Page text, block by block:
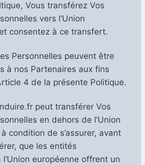
Vous transférez Vos
vers l’Union
consentez à ce transfert.
Personnelles peuvent être
à nos Partenaires aux fins
4 de la présente Politique.
peut transférer Vos
en dehors de l’Union
condition de s’assurer, avant
que les entités
européenne offrent un